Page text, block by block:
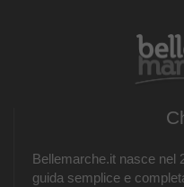
Bellemarche.it nasce nel
guida semplice e